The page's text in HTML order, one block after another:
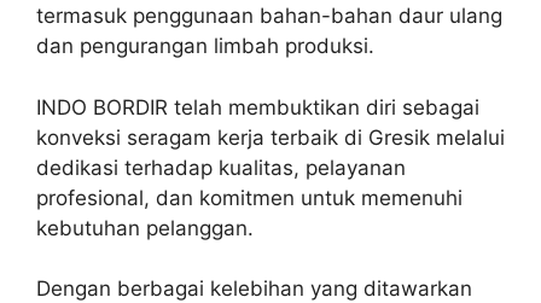
termasuk penggunaan bahan-bahan daur ulang
dan pengurangan limbah produksi.
INDO BORDIR telah membuktikan diri sebagai
konveksi seragam kerja terbaik di Gresik melalui
dedikasi terhadap kualitas, pelayanan
profesional, dan komitmen untuk memenuhi
kebutuhan pelanggan.
Dengan berbagai kelebihan yang ditawarkan